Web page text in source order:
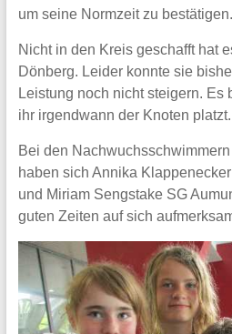
um seine Normzeit zu bestätigen.
Nicht in den Kreis geschafft hat
Dönberg. Leider konnte sie
Leistung noch nicht steigern. Es
ihr irgendwann der Knoten platzt.
Bei den
haben sich Annika
und Miriam Sengstake SG
guten Zeiten auf sich